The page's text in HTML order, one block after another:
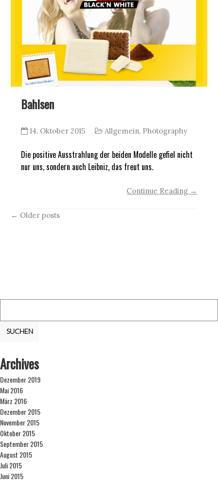
Bahlsen
14. Oktober 2015 Allgemein, Photography
Die positive Ausstrahlung der beiden Modelle gefiel nicht
nur uns, sondern auch Leibniz, das freut uns.
Continue Reading →
Posts
← Older posts
Archives
Dezember 2019
Mai 2016
März 2016
Dezember 2015
November 2015
Oktober 2015
September 2015
August 2015
Juli 2015
Juni 2015